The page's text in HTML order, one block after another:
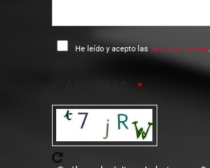
He leído y acepto las terms of service.